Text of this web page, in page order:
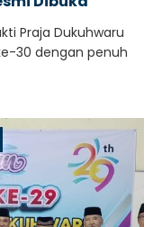
Praja Dukuhwaru
30 dengan penuh